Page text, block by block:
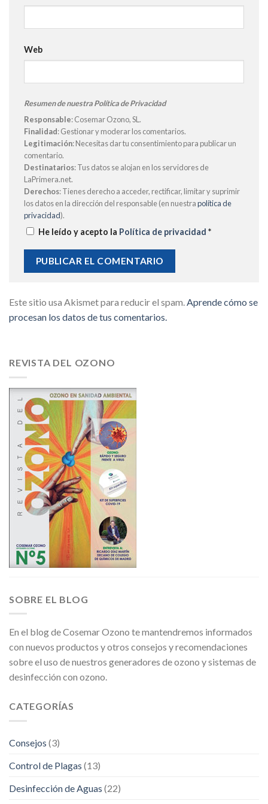
Web
Resumen de nuestra Política de Privacidad
Responsable: Cosemar Ozono, SL.
Finalidad: Gestionar y moderar los comentarios.
Legitimación: Necesitas dar tu consentimiento para publicar un
comentario.
Destinatarios: Tus datos se alojan en los servidores de
LaPrimera.net.
Derechos: Tienes derecho a acceder, rectificar, limitar y suprimir
los datos en la dirección del responsable (en nuestrapolítica de
privacidad).
He leído y acepto la Política de privacidad *
Este sitio usa Akismet para reducir el spam.Aprende cómo se
procesan los datos de tus comentarios.
REVISTA DEL OZONO
SOBRE EL BLOG
En el blog de Cosemar Ozono te mantendremos informados
con nuevos productos y otros consejos y recomendaciones
sobre el uso de nuestros generadores de ozono y sistemas de
desinfección con ozono.
CATEGORÍAS
Consejos (3)
Control de Plagas (13)
Desinfección de Aguas (22)